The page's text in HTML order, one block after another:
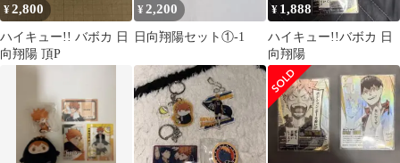
¥2,800
ハイキュー!! バボカ 日
向翔陽 頂P
¥2,200
日向翔陽セット①-1
¥ 1,888
ハイキュー!!バボカ 日
向翔陽